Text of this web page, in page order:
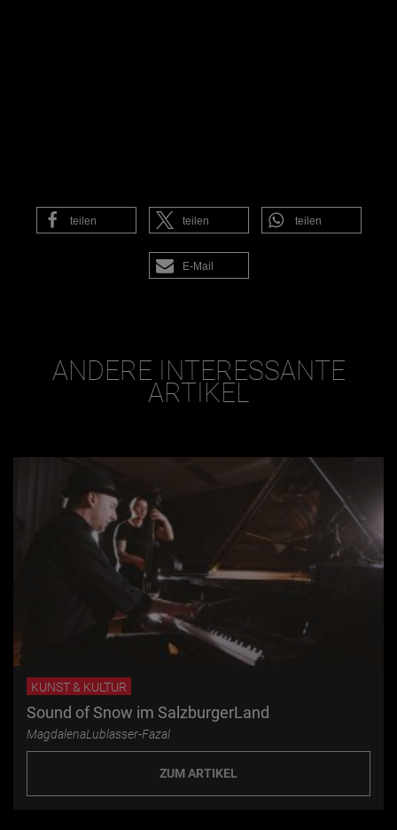
teilen teilen teilen
E-Mail
ANDERE INTERESSANTE
ARTIKEL
KUNST & KULTUR
Sound of Snow im SalzburgerLand
MagdalenaLublasser-Fazal
ZUM ARTIKEL